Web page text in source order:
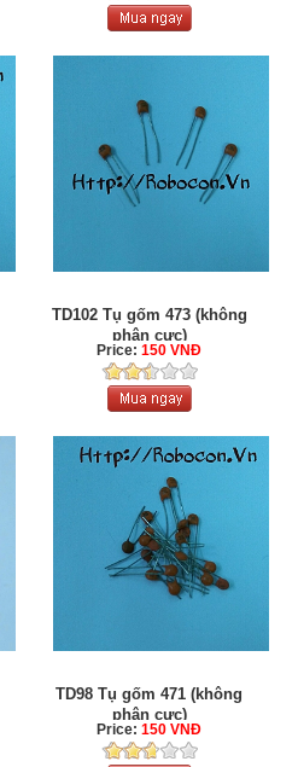
TD102 Tụ gốm 473 (không
phân cực)
Price:150 VNĐ
TD98 Tụ gốm 471 (không
phân cực)
Price:150 VNĐ